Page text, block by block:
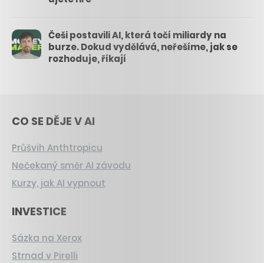
Češi postavili AI, která točí miliardy na
burze. Dokud vydělává, neřešíme, jak se
rozhoduje, říkají
CO SE DĚJE V AI
Průšvih Anthtropicu
Nečekaný směr AI závodu
Kurzy, jak AI vypnout
INVESTICE
Sázka na Xerox
Strnad v Pirelli